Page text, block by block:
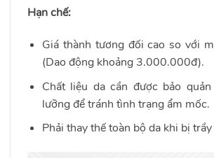
Hạn chế:
Giá thành tương đối cao so với
(Dao động khoảng 3.000.000đ).
Chất liệu da cần được bảo
lưỡng để tránh tình trạng ẩm mốc.
Phải thay thế toàn bộ da khi bị